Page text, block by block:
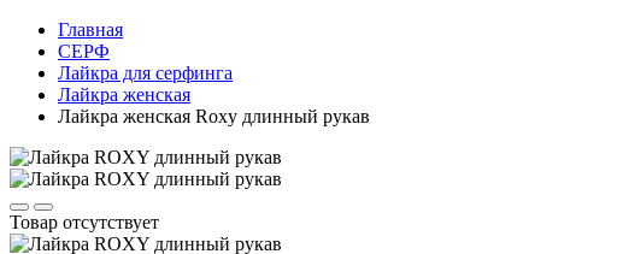
Главная
СЕРФ
Лайкра для серфинга
Лайкра женская
Лайкра женская Roxy длинный рукав
Товар отсутствует